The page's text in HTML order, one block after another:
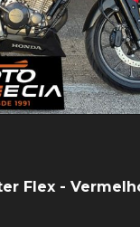
Flex -